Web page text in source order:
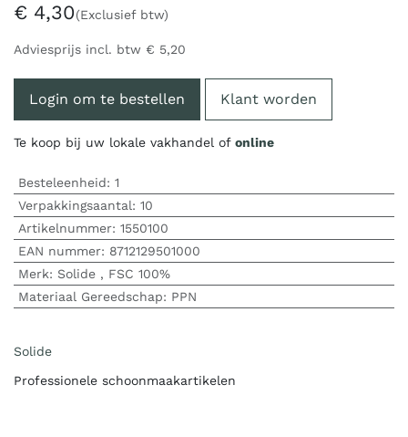
€ 4,30(Exclusief btw)
Adviesprijs incl. btw € 5,20
Login om te bestellen Klant worden
Te koop bij uw lokale vakhandel of online
Besteleenheid: 1
Verpakkingsaantal: 10
Artikelnummer: 1550100
EAN nummer: 8712129501000
Merk: Solide, FSC 100%
Materiaal Gereedschap: PPN
Solide
Professionele schoonmaakartikelen